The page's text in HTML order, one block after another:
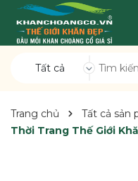
Tất cả
Trang chủ Tất cả sản
Thời Trang Thế Giới